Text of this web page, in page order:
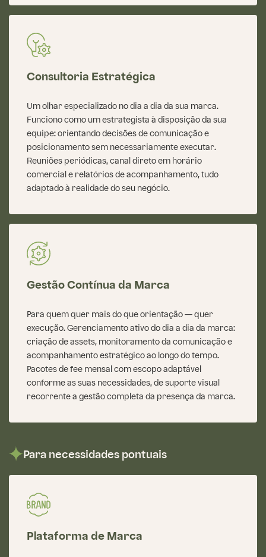
Consultoria Estratégica
Um olhar especializado no dia a dia da sua marca.
Funciono como um estrategista à disposição da sua
equipe: orientando decisões de comunicação e
posicionamento sem necessariamente executar.
Reuniões periódicas, canal direto em horário
comercial e relatórios de acompanhamento, tudo
adaptado à realidade do seu negócio.
Gestão Contínua da Marca
Para quem quer mais do que orientação — quer
execução. Gerenciamento ativo do dia a dia da marca:
criação de assets, monitoramento da comunicação e
acompanhamento estratégico ao longo do tempo.
Pacotes de fee mensal com escopo adaptável
conforme as suas necessidades, de suporte visual
recorrente a gestão completa da presença da marca.
Para necessidades pontuais
Plataforma de Marca